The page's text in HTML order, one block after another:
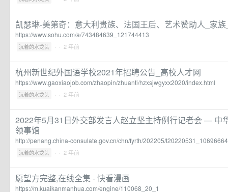
凯瑟琳-美第奇：意大利贵族、法国王后、艺术赞助人_家
https://www.sohu.com/a/743484639_121744413
沉着的水龙头 · · 2 年前
杭州新世纪外国语学校2021年招聘公告_高校人才网
https://www.gaoxiaojob.com/zhaopin/zhuanti/hzxsjwgyxx2020/index.html
沉着的水龙头 · · 2 年前
2022年5月31日外交部发言人赵立坚主持例行记者会 — 中
领事馆
http://penang.china-consulate.gov.cn/chn/fyrth/202205/
沉着的水龙头 · · 2 年前
愿望方完整,在线全集 - 快看漫画
https://m.kuaikanmanhua.com/engine/110068_20_1